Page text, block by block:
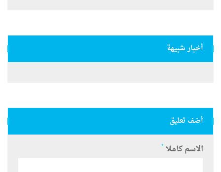
أخبار شبيهة
أضف تعليق
الاسم كاملا *